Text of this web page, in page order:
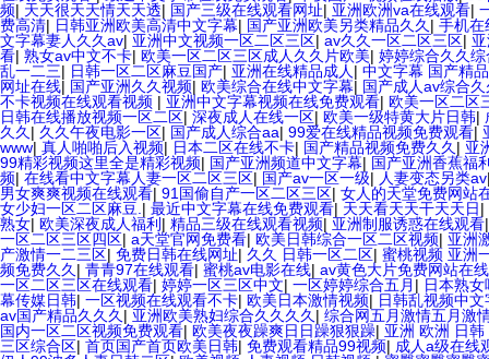
频| 天天很天天情天天透| 国产三级在线观看网址| 亚洲欧洲va在线观看|
费高清| 日韩亚洲欧美高清中文字幕| 国产亚洲欧美另类精品久久 | 手机在
文字幕妻人久久av| 亚洲中文视频一区二区三区| av久久一区二区三区|
看| 熟女av中文不卡| 欧美一区二区三区成人久久片欧美| 婷婷综合久久综
乱一二三| 日韩一区二区麻豆国产| 亚洲在线精品成人 | 中文字幕 国产精
网址在线| 国产亚洲久久视频| 欧美综合在线中文字幕| 国产成人av综合
不卡视频在线观看视频 | 亚洲中文字幕视频在线免费观看| 欧美一区二区
日韩在线播放视频一区二区| 深夜成人在线一区| 欧美一级特黄大片日韩|
久久 | 久久午夜电影一区| 国产成人综合aa| 99爱在线精品视频免费观看|
www| 真人啪啪后入视频| 日本二区在线不卡| 国产精品视频免费久久 | 亚
99精彩视频这里全是精彩视频| 国产亚洲频道中文字幕| 国产亚洲香蕉福
频| 在线看中文字幕人妻一区二区三区| 国产av一区一级| 人妻变态另类av
男女爽爽视频在线观看| 91国偷自产一区二区三区| 女人的天堂免费网站
女少妇一区二区麻豆. | 最近中文字幕在线免费观看| 天天看天天干天天日|
熟女| 欧美深夜成人福利 | 精品三级在线观看视频| 亚洲制服诱惑在线观看
一区二区三区四区| a天堂官网免费看| 欧美日韩综合一区二区视频| 亚洲
产激情一二三区| 免费日韩在线网址| 久久 日韩一区二区| 蜜桃视频 亚洲
频免费久久 | 青青97在线观看| 蜜桃av电影在线| av黄色大片免费网站在
一区二区三区在线观看| 婷婷一区三区中文| 一区婷婷综合五月 | 日本熟
幕传媒日韩| 一区视频在线观看不卡| 欧美日本激情视频| 日韩乱视频中文
av国产精品久久久 | 亚洲欧美熟妇综合久久久久 | 综合网五月激情五月激
国内一区二区视频免费观看| 欧美夜夜躁爽日日躁狠狠躁| 亚洲 欧洲 日韩
三区综合区| 首页国产首页欧美日韩| 免费观看精品99视频| 成人a级在线